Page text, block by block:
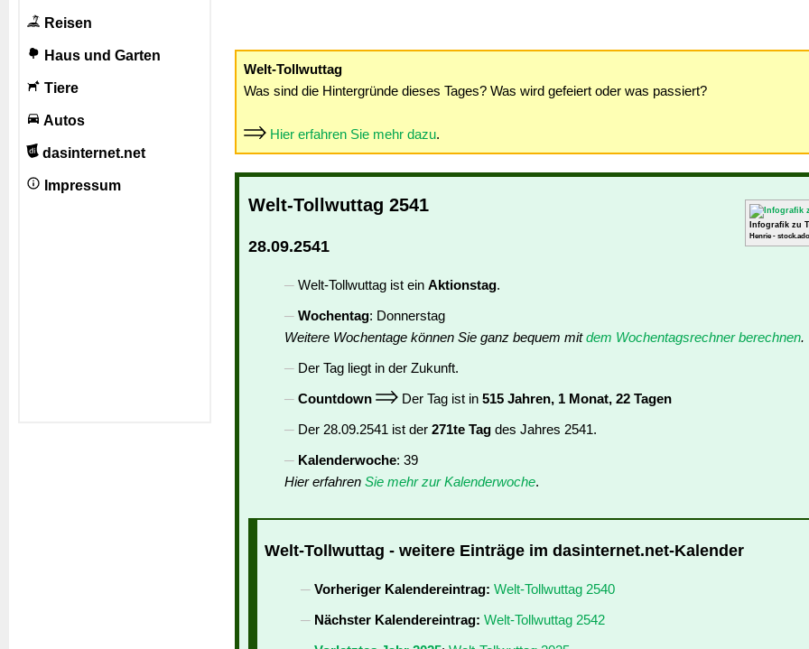
Reisen
Haus und Garten
Tiere
Autos
dasinternet.net
Impressum
Welt-Tollwuttag
Was sind die Hintergründe dieses Tages? Was wird gefeiert oder was passiert?
Hier erfahren Sie mehr dazu.
Infografik zu
Henrie -
Welt-Tollwuttag 2541
28.09.2541
Welt-Tollwuttag ist ein Aktionstag.
Wochentag: Donnerstag
Weitere Wochentage können Sie ganz bequem mitdem Wochentagsrechner berechnen.
Der Tag liegt in der Zukunft.
Countdown
Der Tag ist in 515 Jahren, 1 Monat, 22 Tagen
Der 28.09.2541 ist der 271te Tag des Jahres 2541.
Kalenderwoche: 39
Hier erfahren Sie mehr zur Kalenderwoche.
Welt-Tollwuttag - weitere Einträge im dasinternet.net-Kalender
Vorheriger Kalendereintrag: Welt-Tollwuttag 2540
Nächster Kalendereintrag: Welt-Tollwuttag 2542